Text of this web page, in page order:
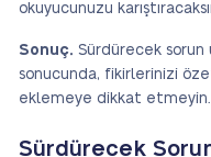
okuyucunuzu
Sonuç. Sürdürecek sorun
sonucunda, fikirlerinizi
eklemeye dikkat etmeyin.
Sürdürecek